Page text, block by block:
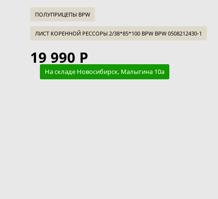
ПОЛУПРИЦЕПЫ BPW
ЛИСТ КОРЕННОЙ РЕССОРЫ 2/38*85*100 BPW BPW 0508212430-1
19 990 Р
На складе Новосибирск, Малыгина 10а